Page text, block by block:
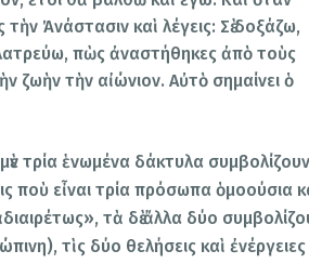
Ἀνάστασιν καὶ λέγεις: Σὲ δοξάζω,
λατρεύω, πὼς ἀναστήθηκες ἀπὸ τοὺς
ζωὴν τὴν αἰώνιον. Αὐτὸ σημαίνει ὁ
τρία ἑνωμένα δάκτυλα
ποὺ εἶναι τρία πρόσωπα ὁμοούσια
τὰ δὲ ἄλλα δύο
τὶς δύο θελήσεις καὶ